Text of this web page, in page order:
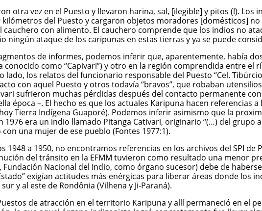
otra vez en el Puesto y llevaron harina, sal, [ilegible] y pitos (!).
del Puesto y cargaron objetos moradores [domésticos]
con alimento. El cauchero comprende que los indios no
ningún ataque de los caripunas en estas tierras y ya se puede
de informes, podemos inferir que, aparentemente, había
conocido como “Capivari”) y otro en la región comprendida entre
los relatos del funcionario responsable del Puesto “Cel.
con aquel Puesto y otros todavía “bravos”, que robaban
sufrieron muchas pérdidas después del contacto permanente
época –. El hecho es que los actuales Karipuna hacen referencias
Tierra Indígena Guaporé). Podemos inferir asimismo que la
1976 era un indio llamado Pitanga Cativari, originario “(…) del grupo
una mujer de ese pueblo (Fontes 1977:1).
1948 a 1950, no encontramos referencias en los archivos del SPI
del tránsito en la EFMM tuvieron como resultado una menor
Fundación Nacional del Indio, como órgano sucesor) debe de
exigían actitudes más enérgicas para liberar áreas donde los
y al este de Rondônia (Vilhena y Ji-Paraná).
de atracción en el territorio Karipuna y allí permaneció en el